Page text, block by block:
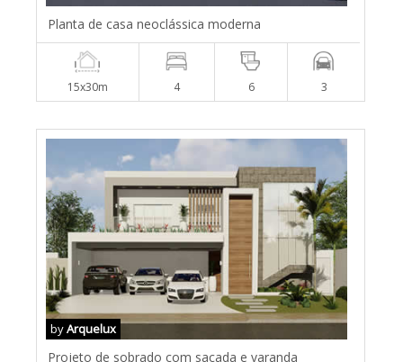
Planta de casa neoclássica moderna
15x30m 4 6 3
byArquelux
Projeto de sobrado com sacada e varanda